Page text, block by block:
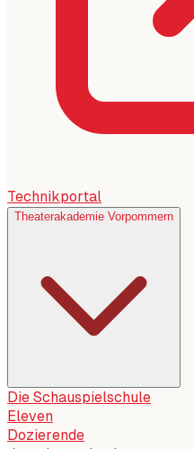
Technikportal
Theaterakademie Vorpommern
Die Schauspielschule
Eleven
Dozierende